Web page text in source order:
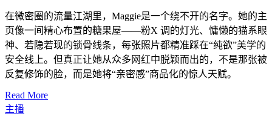
在微密圈的流量江湖里，Maggie是一个绕不开的名字。她的主
页像一间精心布置的糖果屋——粉X 调的灯光、慵懒的猫系眼
神、若隐若现的锁骨线条，每张照片都精准踩在“纯欲”美学的
安全线上。但真正让她从众多网红中脱颖而出的，不是那张被
反复修饰的脸，而是她将“亲密感”商品化的惊人天赋。
Read More
主播